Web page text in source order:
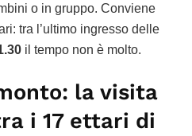
o in gruppo. Conviene
tra l’ultimo ingresso delle
il tempo non è molto.
la visita
i 17 ettari di